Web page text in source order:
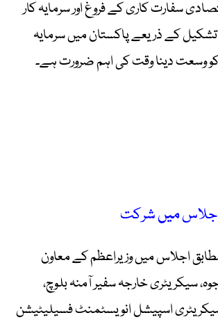
سفارت کاری کے فروغ اور سرمایہ کار
کے ذریعے پاکستان میں سرمایہ
کو وسعت دینا وقت کی اہم ضرورت ہے۔
میں شرکت
اجلاس میں وزیراعظم کے معاون
سیکریٹری خارجہ سفیر آمنہ بلوچ،
اسپیشل انویسٹمنٹ فسیلیٹیشن